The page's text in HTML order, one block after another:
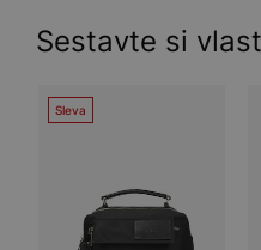
Sestavte si
Sleva